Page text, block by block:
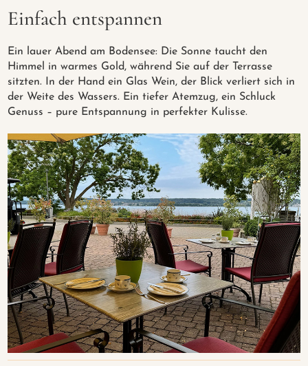
Einfach entspannen
Ein lauer Abend am Bodensee: Die Sonne taucht den
Himmel in warmes Gold, während Sie auf der Terrasse
sitzten. In der Hand ein Glas Wein, der Blick verliert sich in
der Weite des Wassers. Ein tiefer Atemzug, ein Schluck
Genuss – pure Entspannung in perfekter Kulisse.